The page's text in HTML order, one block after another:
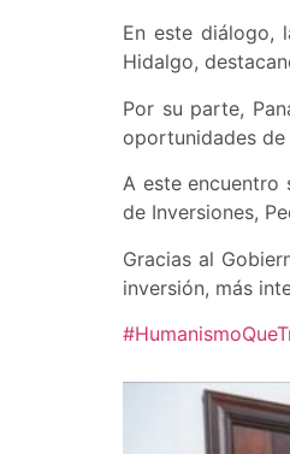
En este diálogo,
Hidalgo,
Por su parte,
oportunidades
A este encuentro
de Inversiones,
Gracias al
inversión, más